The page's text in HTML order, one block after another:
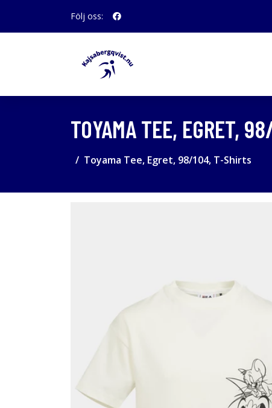
Följ oss:
TOYAMA TEE, EGRET,
Toyama Tee, Egret, 98/104, T-Shirts